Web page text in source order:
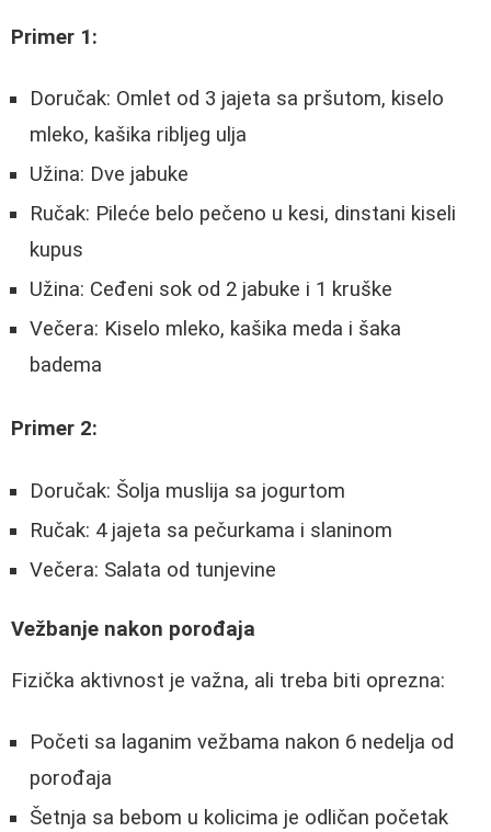
Primer 1:
Doručak: Omlet od 3 jajeta sa pršutom, kiselo
mleko, kašika ribljeg ulja
Užina: Dve jabuke
Ručak: Pileće belo pečeno u kesi, dinstani kiseli
kupus
Užina: Ceđeni sok od 2 jabuke i 1 kruške
Večera: Kiselo mleko, kašika meda i šaka
badema
Primer 2:
Doručak: Šolja muslija sa jogurtom
Ručak: 4 jajeta sa pečurkama i slaninom
Večera: Salata od tunjevine
Vežbanje nakon porođaja
Fizička aktivnost je važna, ali treba biti oprezna:
Početi sa laganim vežbama nakon 6 nedelja od
porođaja
Šetnja sa bebom u kolicima je odličan početak